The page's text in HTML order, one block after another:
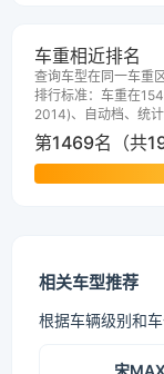
车重相近排名
查询车型在同一车重
排行标准：车重在
2014)、自动档、统
第1469名（共
相关车型推荐
根据车辆级别和